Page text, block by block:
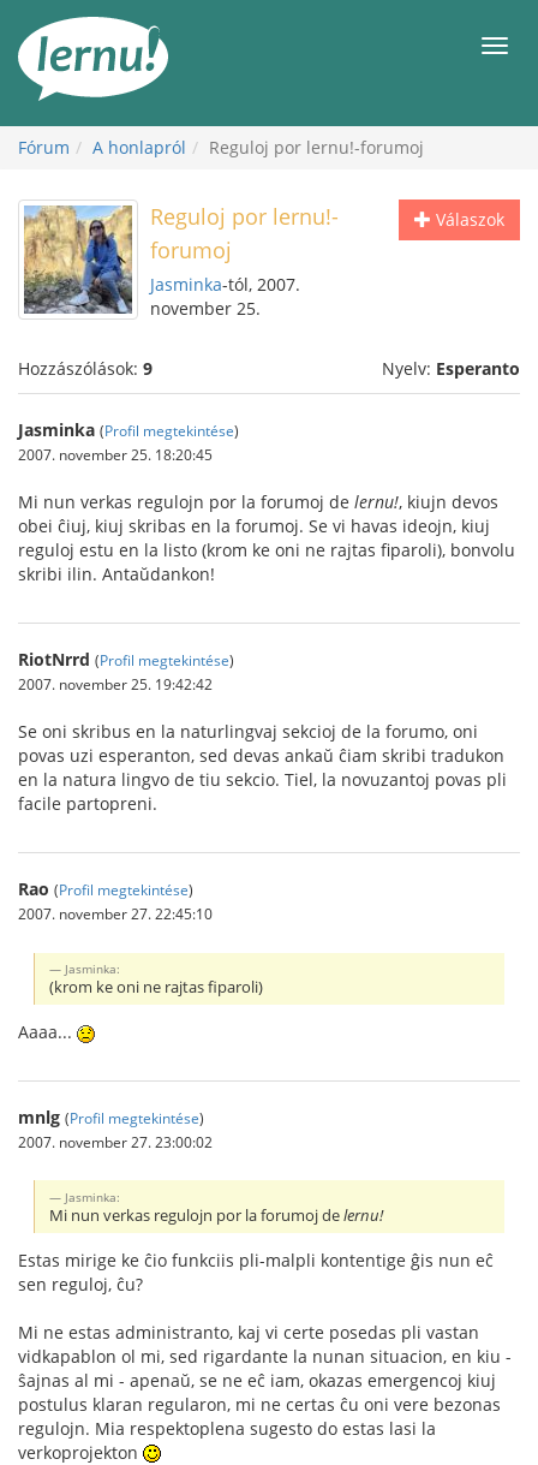
Fórum A honlapról Reguloj por lernu!-forumoj
Válaszok
Reguloj por lernu!-
forumoj
Jasminka-tól, 2007.
november 25.
Hozzászólások: 9 Nyelv: Esperanto
Jasminka (Profil megtekintése)
2007. november 25. 18:20:45
Mi nun verkas regulojn por la forumoj de lernu!, kiujn devos
obei ĉiuj, kiuj skribas en la forumoj. Se vi havas ideojn, kiuj
reguloj estu en la listo (krom ke oni ne rajtas fiparoli), bonvolu
skribi ilin. Antaŭdankon!
RiotNrrd (Profil megtekintése)
2007. november 25. 19:42:42
Se oni skribus en la naturlingvaj sekcioj de la forumo, oni
povas uzi esperanton, sed devas ankaŭ ĉiam skribi tradukon
en la natura lingvo de tiu sekcio. Tiel, la novuzantoj povas pli
facile partopreni.
Rao (Profil megtekintése)
2007. november 27. 22:45:10
Jasminka:
(krom ke oni ne rajtas fiparoli)
Aaaa...
mnlg (Profil megtekintése)
2007. november 27. 23:00:02
Jasminka:
Mi nun verkas regulojn por la forumoj delernu!
Estas mirige ke ĉio funkciis pli-malpli kontentige ĝis nun eĉ
sen reguloj, ĉu?
Mi ne estas administranto, kaj vi certe posedas pli vastan
vidkapablon ol mi, sed rigardante la nunan situacion, en kiu -
ŝajnas al mi - apenaŭ, se ne eĉ iam, okazas emergencoj kiuj
postulus klaran regularon, mi ne certas ĉu oni vere bezonas
regulojn. Mia respektoplena sugesto do estas lasi la
verkoprojekton